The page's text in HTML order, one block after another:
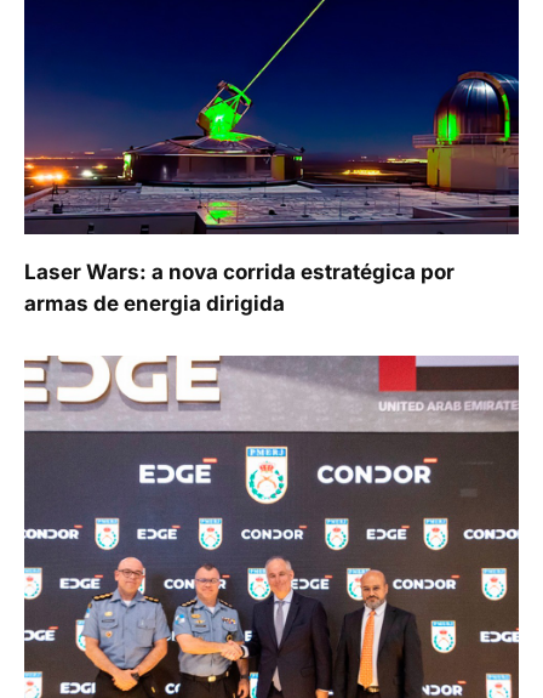
Laser Wars: a nova corrida estratégica por
armas de energia dirigida